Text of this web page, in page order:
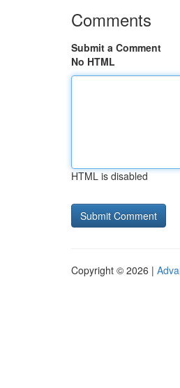
Comments
Submit a Comment
No HTML
HTML is disabled
Copyright © 2026 |